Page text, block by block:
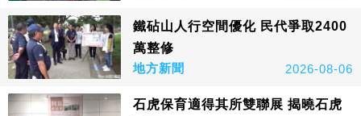
鐵砧山人行空間優化 民代爭取2400
萬整修
地方新聞
2026-08-06
石虎保育適得其所雙聯展 揭曉石虎